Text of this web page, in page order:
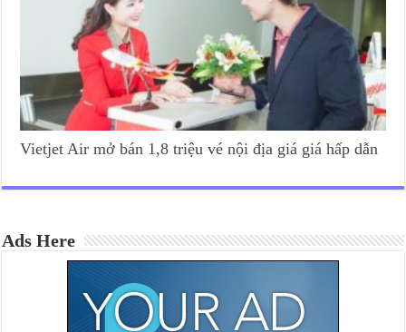
Vietjet Air mở bán 1,8 triệu vé nội địa giá giá hấp dẫn
Ads Here